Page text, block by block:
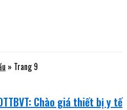
» Trang 9
Chào giá thiết bị y tế